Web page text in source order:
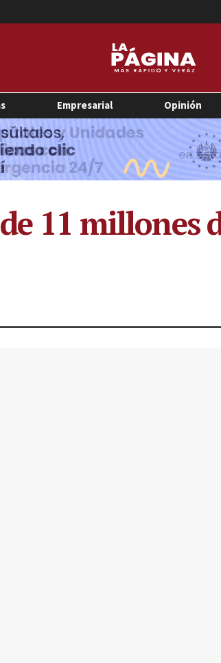
Empresarial Opinión
11 millones